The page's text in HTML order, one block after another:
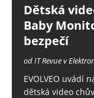
Dětská
Baby
bezpečí
od IT Revue v
EVOLVEO uvádí
dětská video